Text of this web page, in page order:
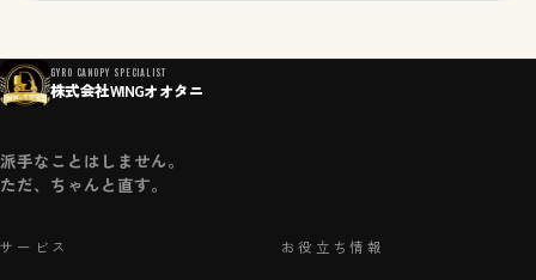
GYRO CANOPY SPECIALIST
株式会社WINGオオタニ
派手なことはしません。
ただ、ちゃんと直す。
サービス お役立ち情報